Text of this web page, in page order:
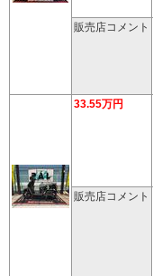
販売店コメント
33.55万円
販売店コメント